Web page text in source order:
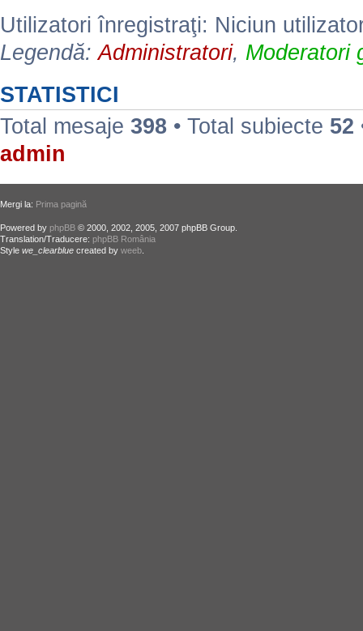
Utilizatori înregistraţi: Niciun
Legendă:Administratori, Moderatori
STATISTICI
Total mesaje 398 • Total subiecte 52
admin
Mergi la: Prima pagină
Powered by phpBB © 2000, 2002, 2005, 2007 phpBB Group.
Translation/Traducere: phpBB România
Style we_clearblue created by weeb